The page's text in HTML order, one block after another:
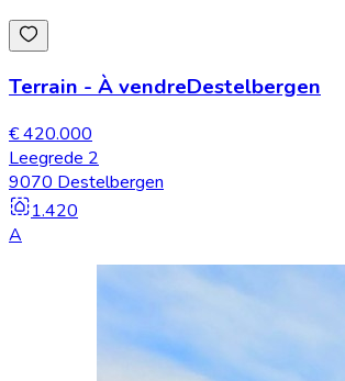
Terrain - À vendreDestelbergen
€ 420.000
Leegrede 2
9070 Destelbergen
1.420
A